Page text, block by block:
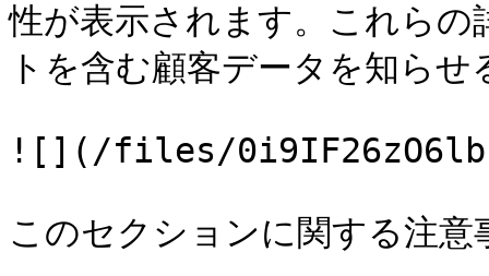
性が表示されます。これら
トを含む顧客データを知ら
![](/files/
このセクションに関する注